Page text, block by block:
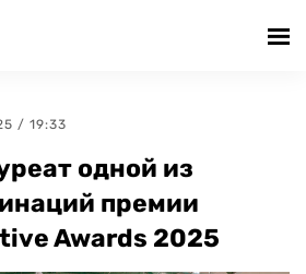
/ 19:33
одной из
премии
Awards 2025